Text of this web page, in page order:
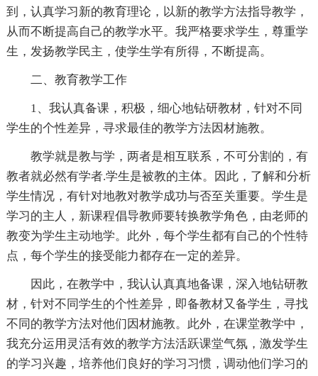
到，认真学习新的教育理论，以新的教学方法指导教学，
从而不断提高自己的教学水平。我严格要求学生，尊重学
生，发扬教学民主，使学生学有所得，不断提高。
二、教育教学工作
1、我认真备课，积极，细心地钻研教材，针对不同
学生的个性差异，寻求最佳的教学方法因材施教。
教学就是教与学，两者是相互联系，不可分割的，有
教者就必然有学者.学生是被教的主体。因此，了解和分析
学生情况，有针对地教对教学成功与否至关重要。学生是
学习的主人，新课程倡导教师要转换教学角色，由老师的
教变为学生主动地学。此外，每个学生都有自己的个性特
点，每个学生的接受能力都存在一定的差异。
因此，在教学中，我认认真真地备课，深入地钻研教
材，针对不同学生的个性差异，即备教材又备学生，寻找
不同的教学方法对他们因材施教。此外，在课堂教学中，
我充分运用灵活有效的教学方法活跃课堂气氛，激发学生
的学习兴趣，培养他们良好的学习习惯，调动他们学习的